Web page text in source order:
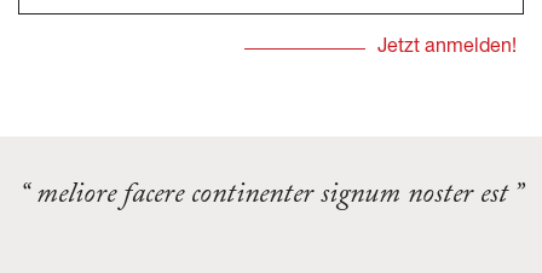
“ meliore facere continenter signum noster est ”